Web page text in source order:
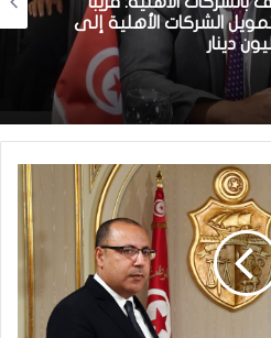
الشركات الأهلية إلى
دينار